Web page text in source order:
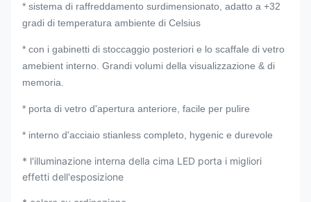
* sistema di raffreddamento surdimensionato, adatto a +32
gradi di temperatura ambiente di Celsius
* con i gabinetti di stoccaggio posteriori e lo scaffale di vetro
amebient interno. Grandi volumi della visualizzazione & di
memoria.
* porta di vetro d'apertura anteriore, facile per pulire
* interno d'acciaio stianless completo, hygenic e durevole
* l'illuminazione interna della cima LED porta i migliori
effetti dell'esposizione